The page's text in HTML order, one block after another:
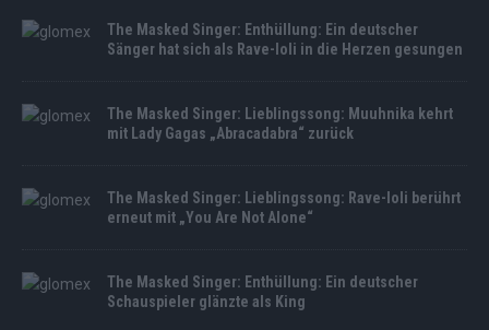
The Masked Singer: Enthüllung: Ein deutscher
Sänger hat sich als Rave-Ioli in die Herzen gesungen
The Masked Singer: Lieblingssong: Muuhnika kehrt
mit Lady Gagas „Abracadabra“ zurück
The Masked Singer: Lieblingssong: Rave-Ioli berührt
erneut mit „You Are Not Alone“
The Masked Singer: Enthüllung: Ein deutscher
Schauspieler glänzte als King